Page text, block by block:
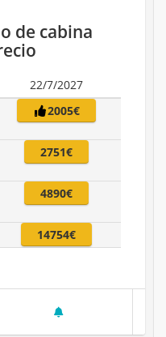
de cabina
22/7/2027
2005€
2751€
4890€
14754€